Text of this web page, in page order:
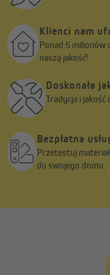
Klienci nam
Ponad 5 milionów
naszą jakość!
Doskonała
Tradycja i jakość
Bezpłatna
Przetestuj
do swojego domu.